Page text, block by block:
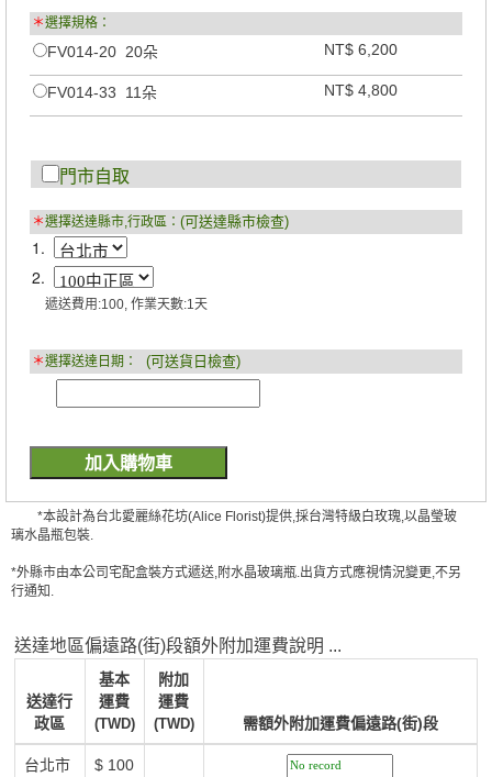
＊選擇規格：
FV014-20 20朵 NT$ 6,200
FV014-33 11朵 NT$ 4,800
門市自取
＊選擇送達縣市,行政區： (可送達縣市檢查)
1.
2.
遞送費用:100, 作業天數:1天
＊選擇送達日期： (可送貨日檢查)
*本設計為台北愛麗絲花坊(Alice Florist)提供,採台灣特級白玫瑰,以晶瑩玻
璃水晶瓶包裝.
*外縣市由本公司宅配盒裝方式遞送,附水晶玻璃瓶.出貨方式應視情況變更,不另
行通知.
送達地區偏遠路(街)段額外附加運費說明 ...
送達行
政區
基本
運費
(TWD)
附加
運費
(TWD) 需額外附加運費偏遠路(街)段
台北市
$ 100